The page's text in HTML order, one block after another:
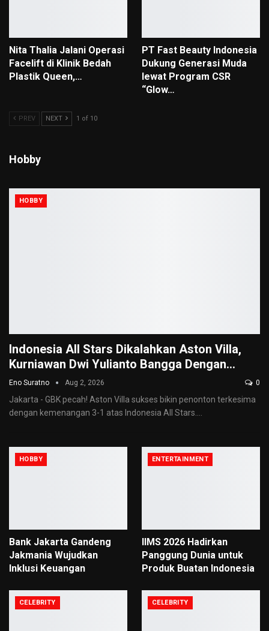
Nita Thalia Jalani Operasi
Facelift di Klinik Bedah
Plastik Queen,…
PT Fast Beauty Indonesia
Dukung Generasi Muda
lewat Program CSR
“Glow…
PREV NEXT 1 of 10
Hobby
HOBBY
Indonesia All Stars Dikalahkan Aston Villa,
Kurniawan Dwi Yulianto Bangga Dengan…
Eno Suratno Aug 2, 2026 0
Jakarta - GBK pecah! Aston Villa sukses bikin penonton terkesima
dengan kemenangan 3-1 atas Indonesia All Stars.
HOBBY
Bank Jakarta Gandeng
Jakmania Wujudkan
Inklusi Keuangan
ENTERTAINMENT
IIMS 2026 Hadirkan
Panggung Dunia untuk
Produk Buatan Indonesia
CELEBRITY CELEBRITY